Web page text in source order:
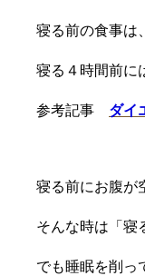
寝る前の食事は
寝る４時間前に
参考記事 ダイ
寝る前にお腹が
そんな時は「寝
でも睡眠を削っ